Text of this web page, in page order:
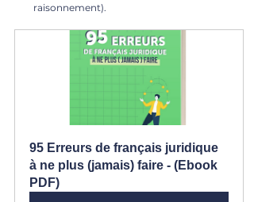
raisonnement).
95 Erreurs de français juridique
à ne plus (jamais) faire - (Ebook
PDF)